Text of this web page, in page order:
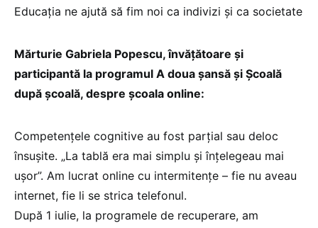
Educația ne ajută să fim noi ca indivizi și ca societate
Mărturie Gabriela Popescu, învățătoare și
participantă la programul A doua șansă și Școală
după școală, despre școala online:
Competențele cognitive au fost parțial sau deloc
însușite. „La tablă era mai simplu și înțelegeau mai
ușor”. Am lucrat online cu intermitențe – fie nu aveau
internet, fie li se strica telefonul.
După 1 iulie, la programele de recuperare, am